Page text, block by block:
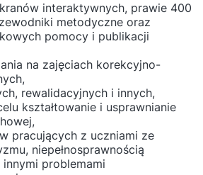
interaktywnych, prawie 400
metodyczne oraz
pomocy i publikacji
na zajęciach korekcyjno-
rewalidacyjnych i innych,
kształtowanie i usprawnianie
pracujących z uczniami ze
niepełnosprawnością
problemami